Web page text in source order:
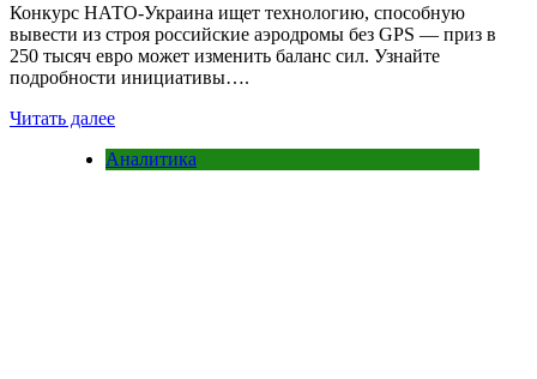
Конкурс НАТО-Украина ищет технологию, способную
вывести из строя российские аэродромы без GPS — приз в
250 тысяч евро может изменить баланс сил. Узнайте
подробности инициативы….
Читать далее
Аналитика